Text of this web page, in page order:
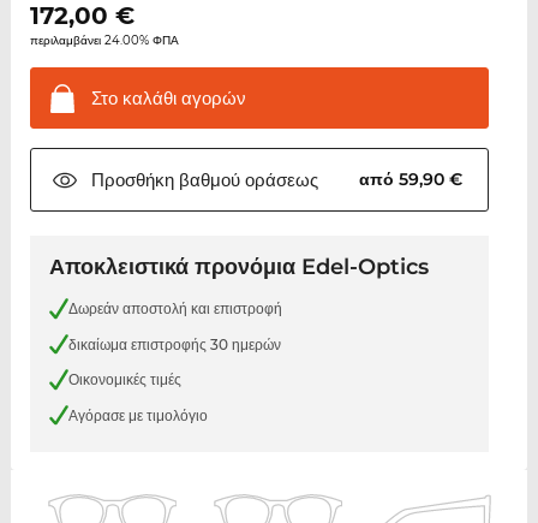
172,00 €
περιλαμβάνει 24.00% ΦΠΑ
Στο καλάθιαγορών
Προσθήκη βαθμούοράσεως από 59,90 €
Αποκλειστικά προνόμια Edel-Optics
Δωρεάν αποστολή και επιστροφή
δικαίωμα επιστροφής 30 ημερών
Οικονομικές τιμές
Αγόρασε με τιμολόγιο